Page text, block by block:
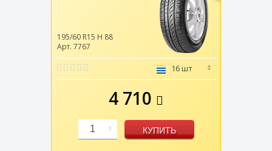
195/60 R15 H 88
Арт. 7767
16 шт
4 710
1 КУПИТЬ